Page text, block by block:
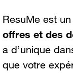
ResuMe est
offres et des
a d’unique
que votre